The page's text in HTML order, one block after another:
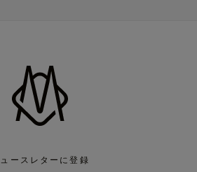
ースレターに登録